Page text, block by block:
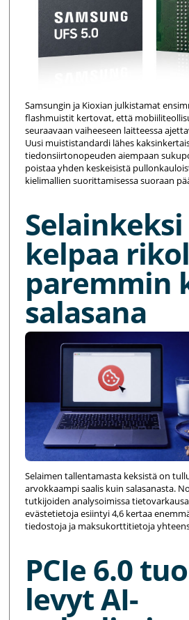
Samsungin ja Kioxian julkistamat
flashmuistit kertovat, että
seuraavaan vaiheeseen laitteessa
Uusi muististandardi lähes
tiedonsiirtonopeuden aiempaan
poistaa yhden keskeisistä
kielimallien suorittamisessa suoraan
Selainkeksi
kelpaa
paremmin
salasana
Selaimen tallentamasta keksistä on
arvokkaampi saalis kuin salasanasta.
tutkijoiden analysoimissa
evästetietoja esiintyi 4,6 kertaa
tiedostoja ja maksukorttitietoja
PCIe 6.0
levyt AI-